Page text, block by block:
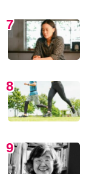
7
8
9